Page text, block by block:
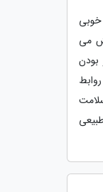
می
بودن